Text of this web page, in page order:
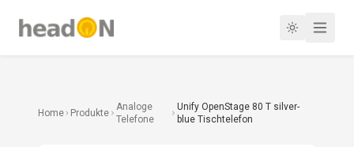
Home Produkte
Analoge
Telefone
Unify OpenStage 80 T silver-
blue Tischtelefon